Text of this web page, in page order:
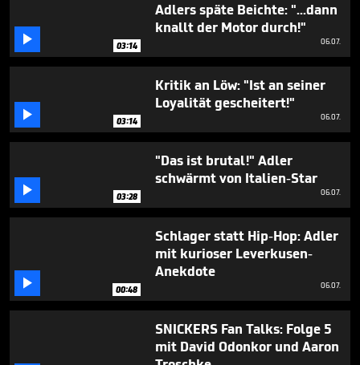
 03:14
Adlers späte Beichte: "...dann
knallt der Motor durch!"
06.07.
 03:14
Kritik an Löw: "Ist an seiner
Loyalität gescheitert!"
06.07.
 03:28
"Das ist brutal!" Adler
schwärmt von Italien-Star
06.07.
 00:48
Schlager statt Hip-Hop: Adler
mit kurioser Leverkusen-
Anekdote
06.07.
SNICKERS Fan Talks: Folge 5
mit David Odonkor und Aaron